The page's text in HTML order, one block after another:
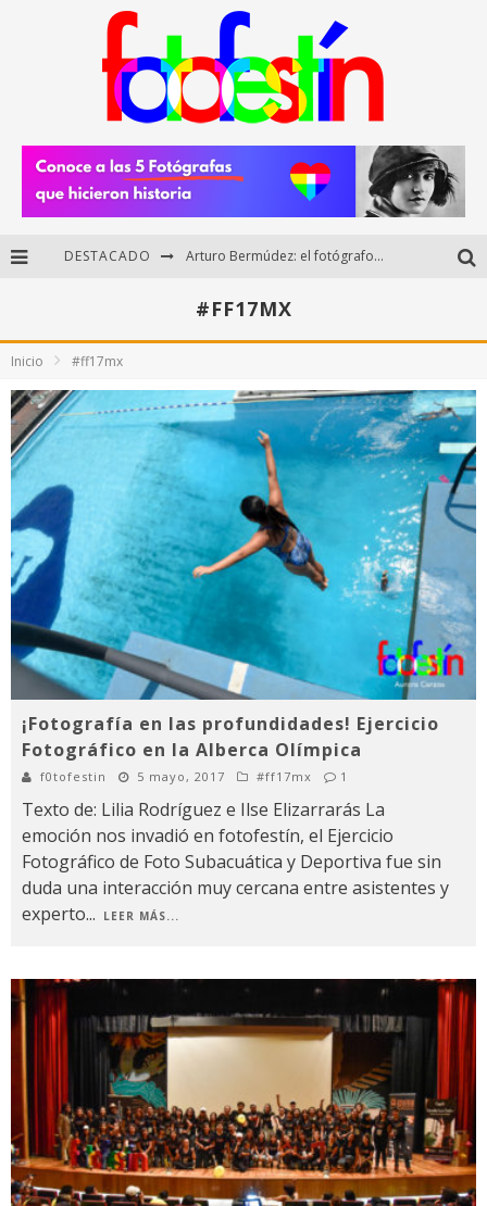
DESTACADO Arturo Bermúdez: el fotógrafo mexicano que brilló en los Premios HUAWEI XMAGE 2025
Di Martini: fotografía boudoir y empoderamiento femenino
#FF17MX
Inicio #ff17mx
¡Fotografía en las profundidades! Ejercicio
Fotográfico en la Alberca Olímpica
f0tofestin 5 mayo, 2017 #ff17mx 1
Texto de: Lilia Rodríguez e Ilse Elizarrarás La
emoción nos invadió en fotofestín, el Ejercicio
Fotográfico de Foto Subacuática y Deportiva fue sin
duda una interacción muy cercana entre asistentes y
experto... LEER MÁS...